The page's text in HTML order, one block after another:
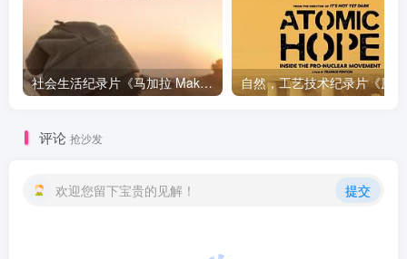
社会生活纪录片《马加拉 Makala》下载
评论 抢沙发
欢迎您留下宝贵的见解！ 提交